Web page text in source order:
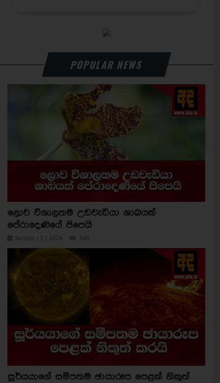
POPULAR NEWS
ලොව විශාලතම උඩවැඩියා ශාඛයක්
පේරාදෙණියේ පිපෙයි
Sunday / 2 / 2026 549
සූර්යයාගේ සමීපතම ඡායාරූප පෙළක් නිකුත්